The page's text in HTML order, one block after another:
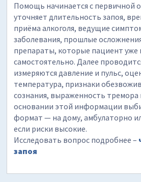
Помощь начинается с первичной
уточняет длительность запоя,
приёма алкоголя, ведущие
заболевания, прошлые
препараты, которые пациент уже
самостоятельно. Далее
измеряются давление и пульс,
температура, признаки
сознания, выраженность тремора
основании этой информации
формат — на дому, амбулаторно
если риски высокие.
Исследовать вопрос подробнее –
запоя